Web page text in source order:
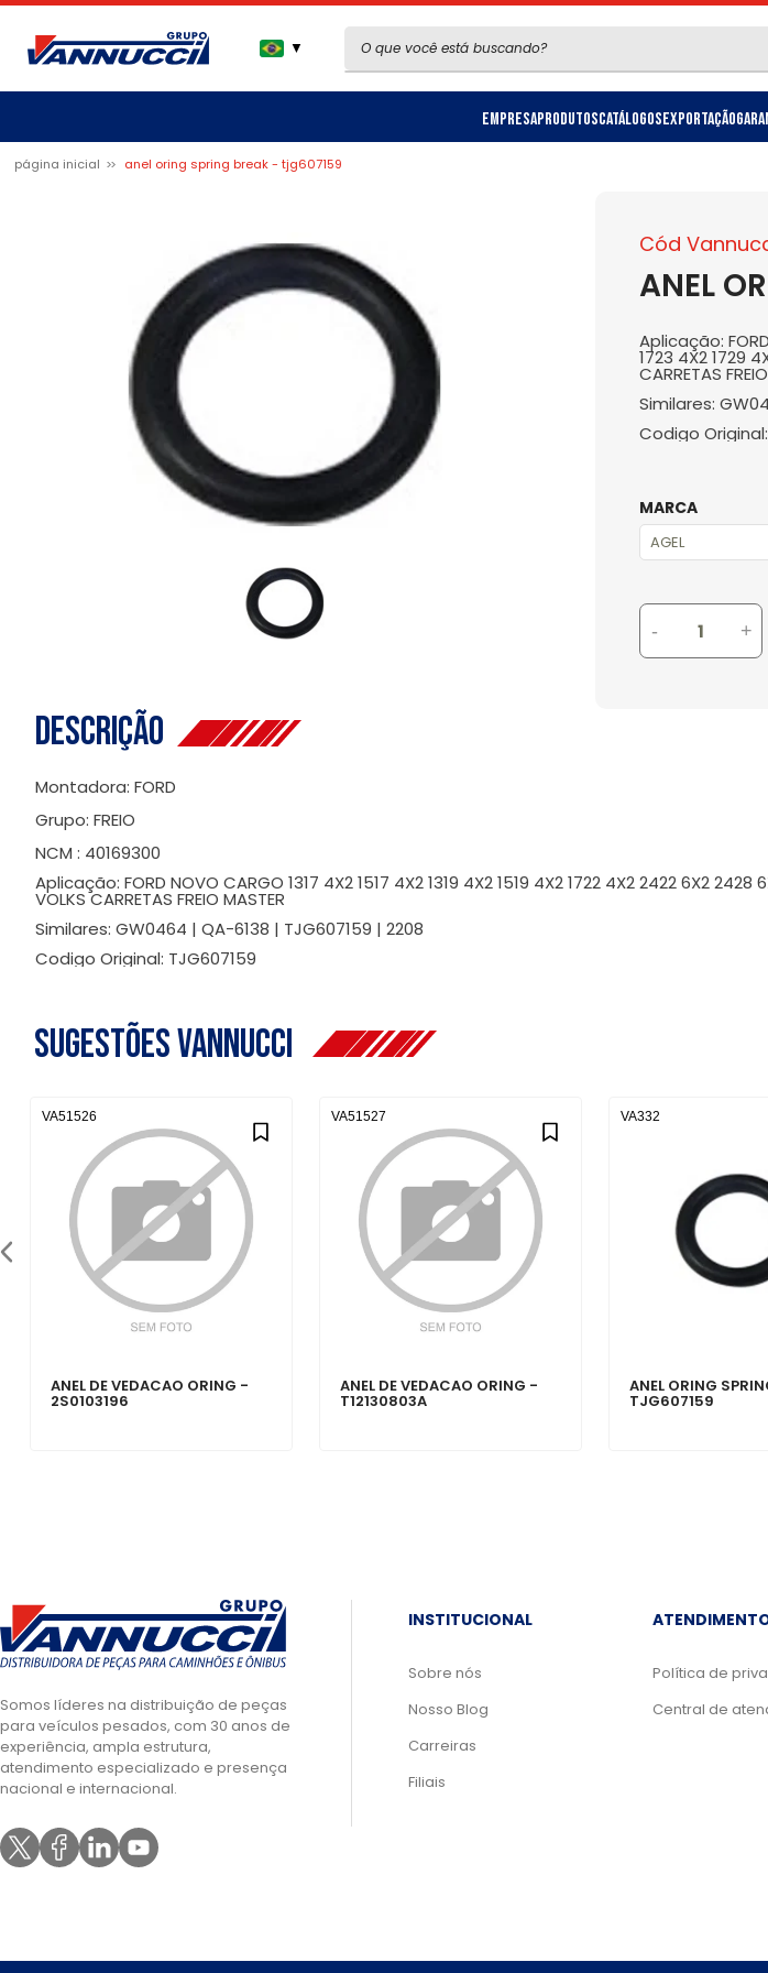
▼
EmpresaProdutosCatálogosExportação
página inicial anel oring spring break - tjg607159
Cód
ANEL
Aplicação:
1723 4X2 1729
CARRETAS
Similares:
Codigo
MARCA
- +
Descrição
Montadora: FORD
Grupo: FREIO
NCM : 40169300
Aplicação: FORD NOVO CARGO 1317 4X2 1517 4X2 1319 4X2 1519 4X2 1722 4X2 2422 6X2 2428
VOLKS CARRETAS FREIO MASTER
Similares: GW0464 | QA-6138 | TJG607159 | 2208
Codigo Original: TJG607159
Sugestões Vannucci
ANEL DE VEDACAO ORING -
2S0103196
VA51526
ANEL DE VEDACAO ORING -
T12130803A
VA51527
ANEL ORING
TJG607159
VA332
Somos líderes na distribuição de peças
para veículos pesados, com 30 anos de
experiência, ampla estrutura,
atendimento especializado e presença
nacional e internacional.
INSTITUCIONAL
Sobre nós
Nosso Blog
Carreiras
Filiais
Política de
Central de